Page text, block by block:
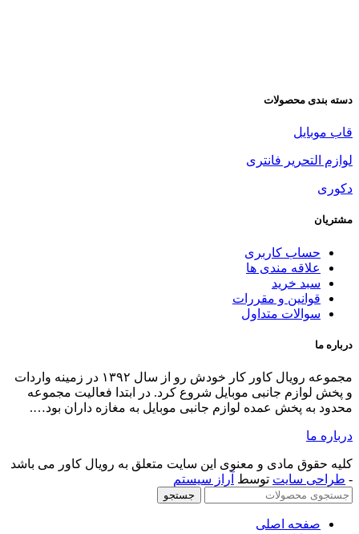
کاور کار خودش رو از سال ۱۳۹۲ در زمینه واردات
مجموعه
بود….
کاور می باشد